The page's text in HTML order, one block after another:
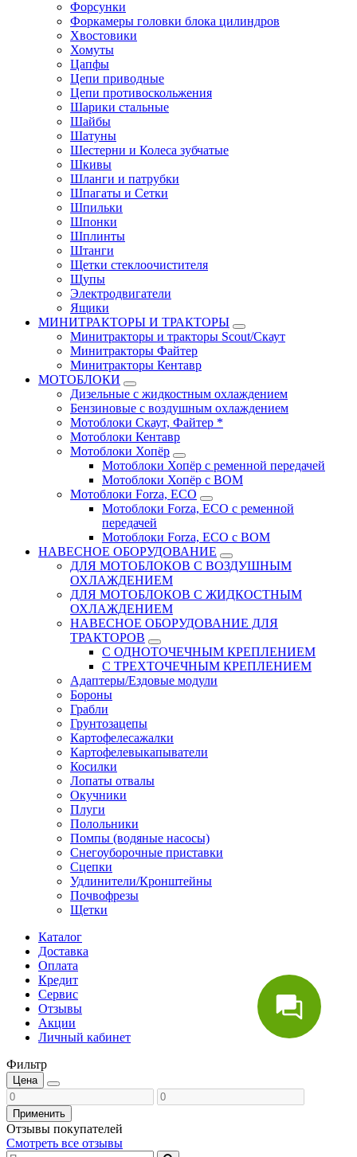
Форсунки
Форкамеры головки блока цилиндров
Хвостовики
Хомуты
Цапфы
Цепи приводные
Цепи противоскольжения
Шарики стальные
Шайбы
Шатуны
Шестерни и Колеса зубчатые
Шкивы
Шланги и патрубки
Шпагаты и Сетки
Шпильки
Шпонки
Шплинты
Штанги
Щетки стеклоочистителя
Щупы
Электродвигатели
Ящики
МИНИТРАКТОРЫ И ТРАКТОРЫ
Минитракторы и тракторы Scout/Скаут
Минитракторы Файтер
Минитракторы Кентавр
МОТОБЛОКИ
Дизельные с жидкостным охлаждением
Бензиновые с воздушным охлаждением
Мотоблоки Скаут, Файтер *
Мотоблоки Кентавр
Мотоблоки Хопёр
Мотоблоки Хопёр с ременной передачей
Мотоблоки Хопёр с ВОМ
Мотоблоки Forza, ECO
Мотоблоки Forza, ЕСО с ременной
передачей
Мотоблоки Forza, ЕСО с ВОМ
НАВЕСНОЕ ОБОРУДОВАНИЕ
ДЛЯ МОТОБЛОКОВ С ВОЗДУШНЫМ
ОХЛАЖДЕНИЕМ
ДЛЯ МОТОБЛОКОВ С ЖИДКОСТНЫМ
ОХЛАЖДЕНИЕМ
НАВЕСНОЕ ОБОРУДОВАНИЕ ДЛЯ
ТРАКТОРОВ
С ОДНОТОЧЕЧНЫМ КРЕПЛЕНИЕМ
С ТРЕХТОЧЕЧНЫМ КРЕПЛЕНИЕМ
Адаптеры/Ездовые модули
Бороны
Грабли
Грунтозацепы
Картофелесажалки
Картофелевыкапыватели
Косилки
Лопаты отвалы
Окучники
Плуги
Полольники
Помпы (водяные насосы)
Снегоуборочные приставки
Сцепки
Удлинители/Кронштейны
Почвофрезы
Щетки
Каталог
Доставка
Оплата
Кредит
Сервис
Отзывы
Акции
Личный кабинет
Фильтр
Цена
Применить
Отзывы покупателей
Смотреть все отзывы